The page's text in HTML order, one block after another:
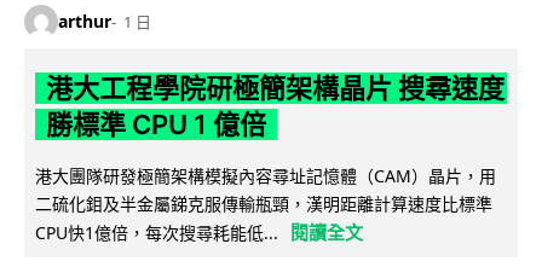
arthur 1 日
港大工程學院研極簡架構晶片 搜尋速度
勝標準 CPU 1 億倍
港大團隊研發極簡架構模擬內容尋址記憶體（CAM）晶片，用
二硫化鉬及半金屬銻克服傳輸瓶頸，漢明距離計算速度比標準
CPU快1億倍，每次搜尋耗能低...
閱讀全文